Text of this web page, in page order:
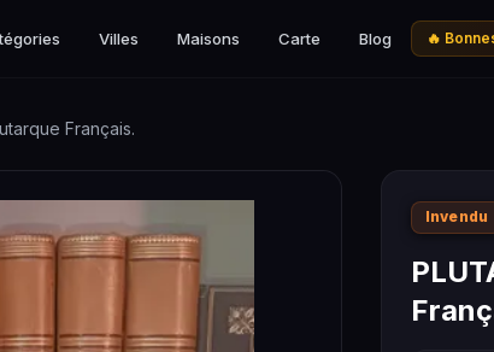
Villes Maisons Carte Blog 🔥
Français.
Invendu